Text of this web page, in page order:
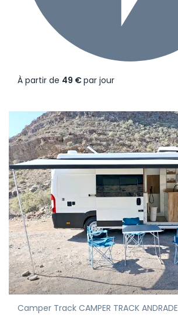
À partir de 49 €par jour
Camper Track CAMPER TRACK ANDRADE